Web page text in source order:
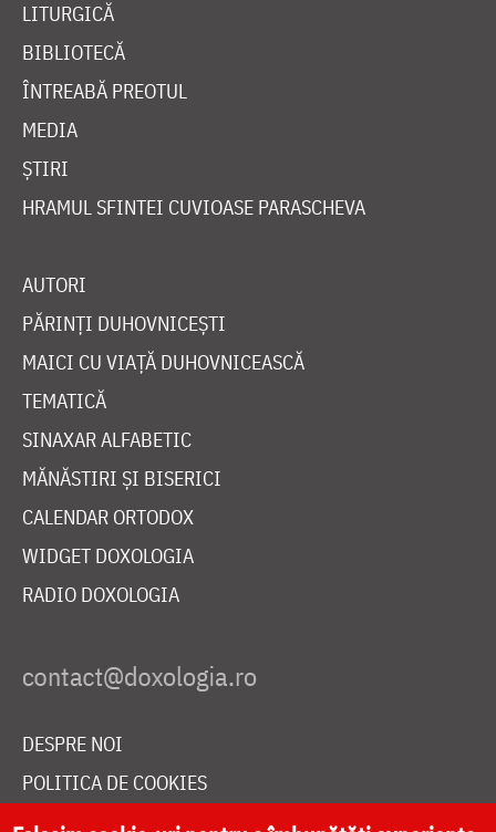
LITURGICĂ
BIBLIOTECĂ
ÎNTREABĂ PREOTUL
MEDIA
ȘTIRI
HRAMUL SFINTEI CUVIOASE PARASCHEVA
AUTORI
PĂRINȚI DUHOVNICEȘTI
MAICI CU VIAȚĂ DUHOVNICEASCĂ
TEMATICĂ
SINAXAR ALFABETIC
MĂNĂSTIRI ȘI BISERICI
CALENDAR ORTODOX
WIDGET DOXOLOGIA
RADIO DOXOLOGIA
DESPRE NOI
POLITICA DE COOKIES
DONEAZĂ ONLINE PENTRU CATEDRALA NAȚIONALĂ